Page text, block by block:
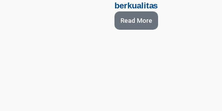
berkualitas
Read More